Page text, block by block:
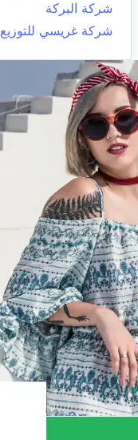
شركة البركة
شركة غريسي للتوزيع